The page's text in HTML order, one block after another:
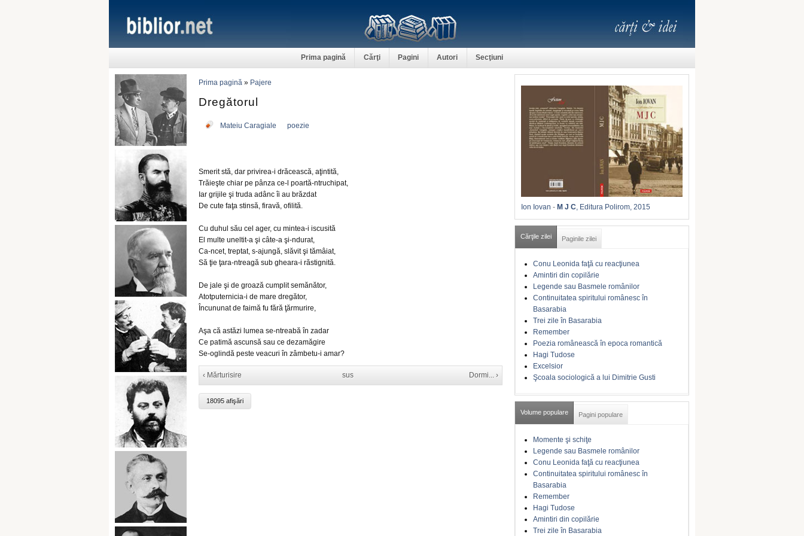
Prima pagină Cărţi Pagini Autori Secţiuni
Prima pagină » Pajere
Dregătorul
Mateiu Caragiale poezie
Smerit stă, dar privirea-i drăcească, aţintită,
Trăieşte chiar pe pânza ce-l poartă-ntruchipat,
Iar grijile şi truda adânc îi au brăzdat
De cute faţa stinsă, firavă, ofilită.
Cu duhul său cel ager, cu mintea-i iscusită
El multe uneltit-a şi câte-a şi-ndurat,
Ca-ncet, treptat, s-ajungă, slăvit şi tămâiat,
Să ţie ţara-ntreagă sub gheara-i răstignită.
De jale şi de groază cumplit semănător,
Atotputernicia-i de mare dregător,
Încununat de faimă fu fără ţărmurire,
Aşa că astăzi lumea se-ntreabă în zadar
Ce patimă ascunsă sau ce dezamăgire
Se-oglindă peste veacuri în zâmbetu-i amar?
‹ Mărturisire sus Dormi... ›
18095 afişări
Ion Iovan - M J C, Editura Polirom, 2015
Cărţile zilei Paginile zilei
Conu Leonida faţă cu reacţiunea
Amintiri din copilărie
Legende sau Basmele românilor
Continuitatea spiritului românesc în
Basarabia
Trei zile în Basarabia
Remember
Poezia românească în epoca romantică
Hagi Tudose
Excelsior
Şcoala sociologică a lui Dimitrie Gusti
Volume populare Pagini populare
Momente şi schiţe
Legende sau Basmele românilor
Conu Leonida faţă cu reacţiunea
Continuitatea spiritului românesc în
Basarabia
Remember
Hagi Tudose
Amintiri din copilărie
Trei zile în Basarabia